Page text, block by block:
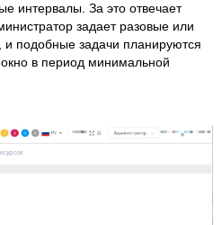
интервалы. За это отвечает
задает разовые или
подобные задачи планируются
в период минимальной